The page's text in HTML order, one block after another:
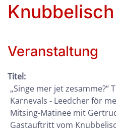
Knubbelisch
Veranstaltung
Titel:
„Singe mer jet zesamme?“
Karnevals - Leedcher för
Mitsing-Matinee mit
Gastauftritt vom